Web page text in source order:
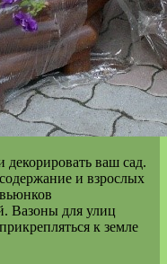
ваш сад.
и взрослых
Вазоны для улиц
к земле